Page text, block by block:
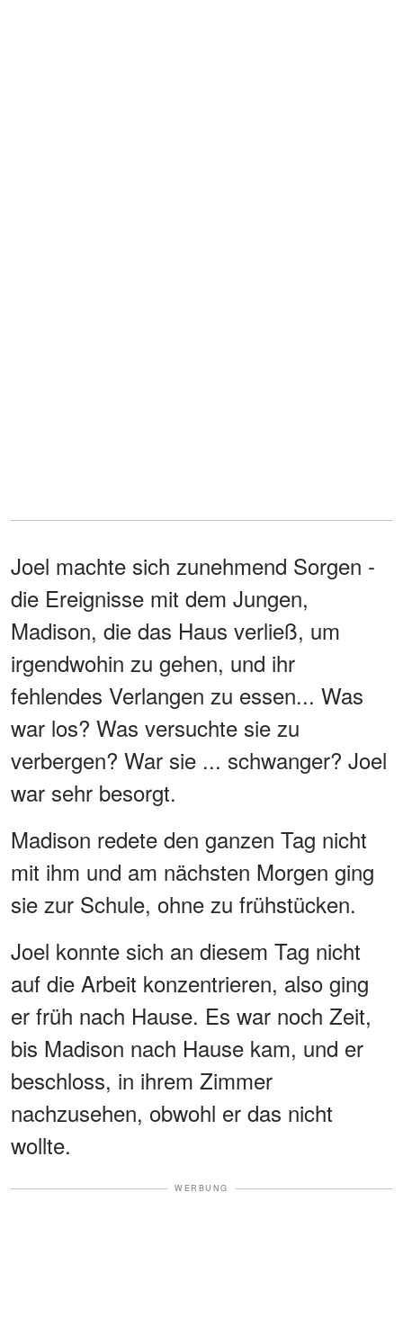
Joel machte sich zunehmend Sorgen -
die Ereignisse mit dem Jungen,
Madison, die das Haus verließ, um
irgendwohin zu gehen, und ihr
fehlendes Verlangen zu essen... Was
war los? Was versuchte sie zu
verbergen? War sie ... schwanger? Joel
war sehr besorgt.
Madison redete den ganzen Tag nicht
mit ihm und am nächsten Morgen ging
sie zur Schule, ohne zu frühstücken.
Joel konnte sich an diesem Tag nicht
auf die Arbeit konzentrieren, also ging
er früh nach Hause. Es war noch Zeit,
bis Madison nach Hause kam, und er
beschloss, in ihrem Zimmer
nachzusehen, obwohl er das nicht
wollte.
WERBUNG